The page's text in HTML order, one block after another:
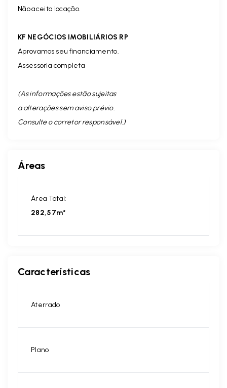
Não aceita locação.
KF NEGÓCIOS IMOBILIÁRIOS RP
Aprovamos seu financiamento.
Assessoria completa
(As informações estão sujeitas
a alterações sem aviso prévio.
Consulte o corretor responsável. )
Áreas
Área Total:
282,57m²
Características
Aterrado
Plano